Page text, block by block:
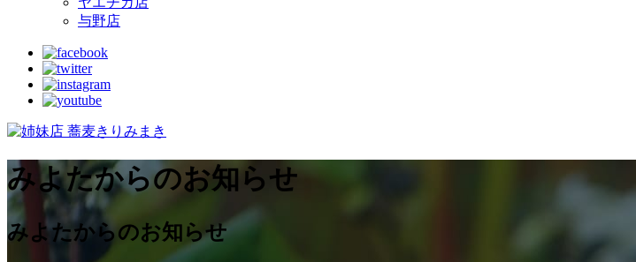
与野店
みよたからのお知らせ
みよたからのお知らせ